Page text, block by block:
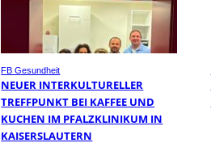
FB Gesundheit
NEUER INTERKULTURELLER
TREFFPUNKT BEI KAFFEE UND
KUCHEN IM PFALZKLINIKUM IN
KAISERSLAUTERN